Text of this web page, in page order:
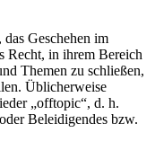
Geschehen im
Recht, in ihrem Bereich
Themen zu schließen,
Üblicherweise
„offtopic“, d. h.
Beleidigendes bzw.